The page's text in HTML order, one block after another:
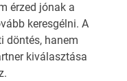
érzed jónak a
keresgélni. A
döntés, hanem
kiválasztása